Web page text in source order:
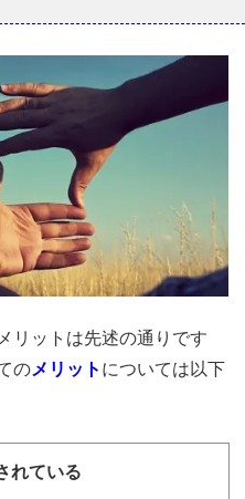
リットは先述の通りです
のメリット については以下
れている